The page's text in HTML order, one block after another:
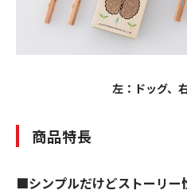
左：ドッグ、
商品特長
■シンプルだけどストーリー